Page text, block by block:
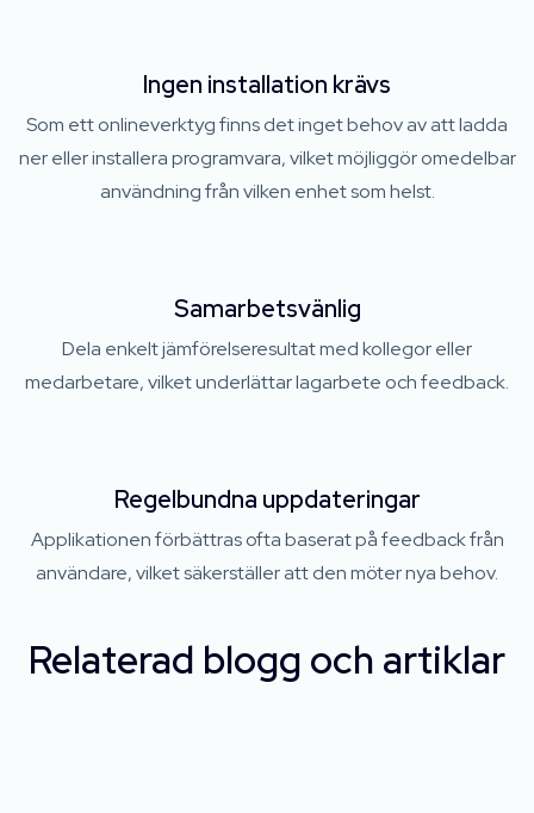
Ingen installation krävs
Som ett onlineverktyg finns det inget behov av att ladda
ner eller installera programvara, vilket möjliggör omedelbar
användning från vilken enhet som helst.
Samarbetsvänlig
Dela enkelt jämförelseresultat med kollegor eller
medarbetare, vilket underlättar lagarbete och feedback.
Regelbundna uppdateringar
Applikationen förbättras ofta baserat på feedback från
användare, vilket säkerställer att den möter nya behov.
Relaterad blogg och artiklar